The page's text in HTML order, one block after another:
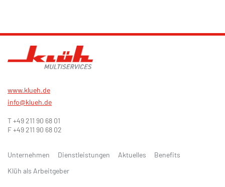
Unternehmen Dienstleistungen Aktuelles
Benefits
Klüh als Arbeitgeber
www.klueh.de
info@klueh.de
T +49 211 90 68 01
F +49 211 90 68 02